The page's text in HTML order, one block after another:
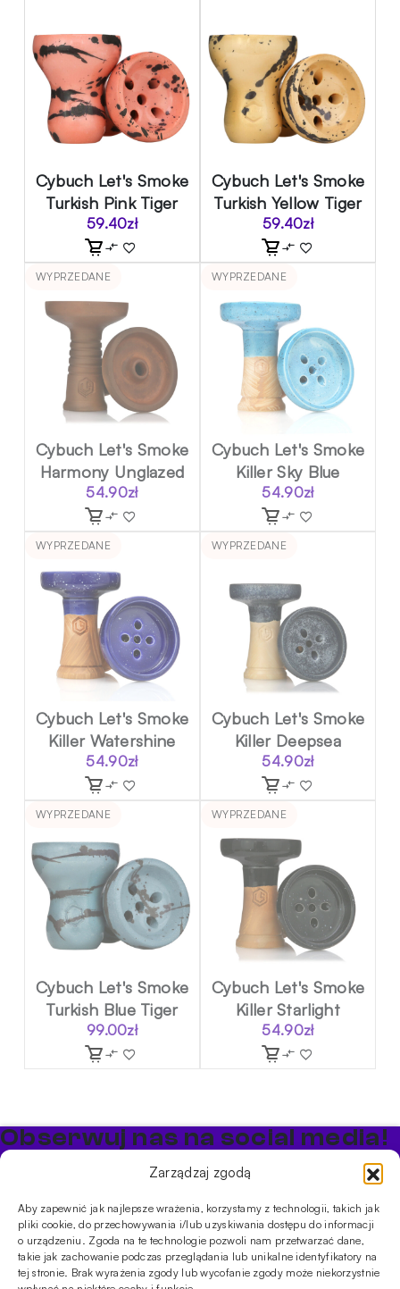
Zarządzaj zgodą
Aby zapewnić jak najlepsze wrażenia, korzystamy z technologii, takich jak
pliki cookie, do przechowywania i/lub uzyskiwania dostępu do informacji
o urządzeniu. Zgoda na te technologie pozwoli nam przetwarzać dane,
takie jak zachowanie podczas przeglądania lub unikalne identyfikatory na
tej stronie. Brak wyrażenia zgody lub wycofanie zgody może niekorzystnie
Cybuch Let's Smoke
Turkish Pink Tiger
59.40zł
Cybuch Let's Smoke
Turkish Yellow Tiger
59.40zł
WYPRZEDANE
Cybuch Let's Smoke
Harmony Unglazed
54.90zł
WYPRZEDANE
Cybuch Let's Smoke
Killer Sky Blue
54.90zł
WYPRZEDANE
Cybuch Let's Smoke
Killer Watershine
54.90zł
WYPRZEDANE
Cybuch Let's Smoke
Killer Deepsea
54.90zł
WYPRZEDANE
Cybuch Let's Smoke
Turkish Blue Tiger
99.00zł
WYPRZEDANE
Cybuch Let's Smoke
Killer Starlight
54.90zł
Obserwuj nas na social media!
Bądź na bieżąco z promocjami i nowościami w sklepie
PRODUKTY
ShisheCybuchyTytonie Rozpalanie